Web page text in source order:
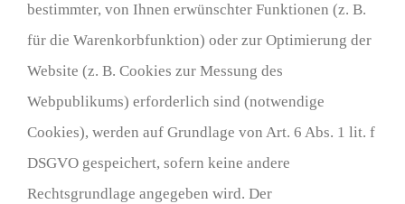
bestimmter, von Ihnen erwünschter Funktionen (z. B.
für die Warenkorbfunktion) oder zur Optimierung der
Website (z. B. Cookies zur Messung des
Webpublikums) erforderlich sind (notwendige
Cookies), werden auf Grundlage von Art. 6 Abs. 1 lit. f
DSGVO gespeichert, sofern keine andere
Rechtsgrundlage angegeben wird. Der